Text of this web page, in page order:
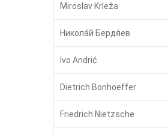
Miroslav Krleža
Никола́й Бердя́ев
Ivo Andrić
Dietrich Bonhoeffer
Friedrich Nietzsche